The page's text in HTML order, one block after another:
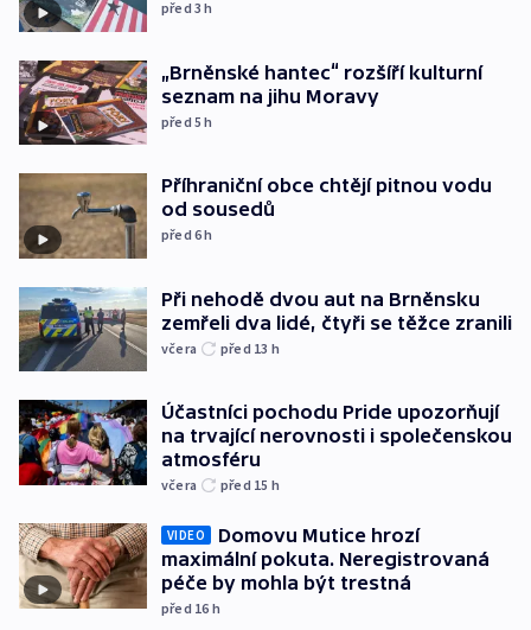
před 3h
„Brněnské hantec“ rozšíří kulturní
seznam na jihu Moravy
před 5h
Příhraniční obce chtějí pitnou vodu
od sousedů
před 6h
Při nehodě dvou aut na Brněnsku
zemřeli dva lidé, čtyři se těžce zranili
včera před 13 h
Účastníci pochodu Pride upozorňují
na trvající nerovnosti i společenskou
atmosféru
včera před 15 h
VIDEO
Domovu Mutice hrozí
maximální pokuta. Neregistrovaná
péče by mohla být trestná
před 16 h